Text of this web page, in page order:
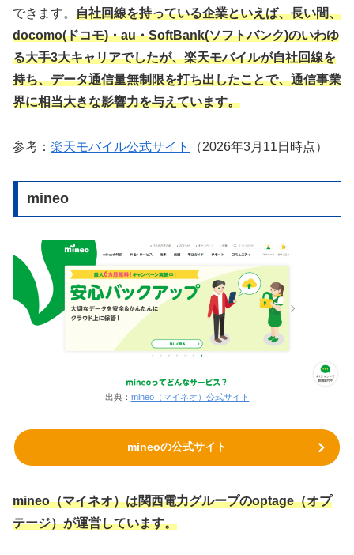
できます。 自社回線を持っている企業といえば、長い間、
docomo(ドコモ)・au・SoftBank(ソフトバンク)のいわゆ
る大手3大キャリアでしたが、楽天モバイルが自社回線を
持ち、データ通信量無制限を打ち出したことで、通信事業
界に相当大きな影響力を与えています。
参考： 楽天モバイル公式サイト （2026年3月11日時点）
mineo
出典： mineo（マイネオ）公式サイト
mineoの公式サイト
mineo（マイネオ）は関西電力グループのoptage（オプ
テージ）が運営しています。